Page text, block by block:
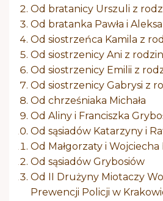
Od bratanicy Urszuli z
Od bratanka Pawła i
Od siostrzeńca Kamila z
Od siostrzenicy Ani z
Od siostrzenicy Emilii z
Od siostrzenicy Gabrysi z
Od chrześniaka Michała
Od Aliny i Franciszka
Od sąsiadów Katarzyny i
Od Małgorzaty i Wojciecha
Od sąsiadów Grybosiów
Od II Drużyny Miotaczy
Prewencji Policji w